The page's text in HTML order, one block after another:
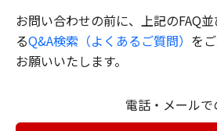
お問い合わせの前に、上記のFAQ
るQ&A検索（よくあるご質問） を
お願いいたします。
電話・メールで